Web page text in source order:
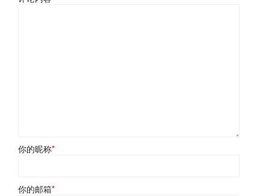
你的昵称*
你的邮箱*